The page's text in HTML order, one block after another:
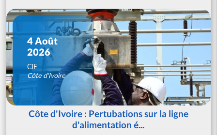
4 Août
2026
CIE
Côte d'Ivoire
Côte d'Ivoire : Pertubations sur la ligne
d'alimentation é...